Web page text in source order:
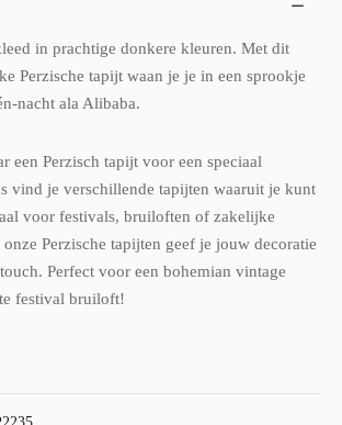
in prachtige donkere kleuren. Met dit
Perzische tapijt waan je je in een sprookje
nacht ala Alibaba.
een Perzisch tapijt voor een speciaal
vind je verschillende tapijten waaruit je kunt
voor festivals, bruiloften of zakelijke
Perzische tapijten geef je jouw decoratie
Perfect voor een bohemian vintage
festival bruiloft!